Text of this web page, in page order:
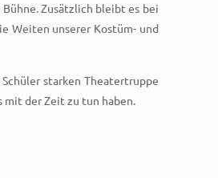
Zusätzlich bleibt es bei
Weiten unserer Kostüm- und
starken Theatertruppe
mit der Zeit zu tun haben.